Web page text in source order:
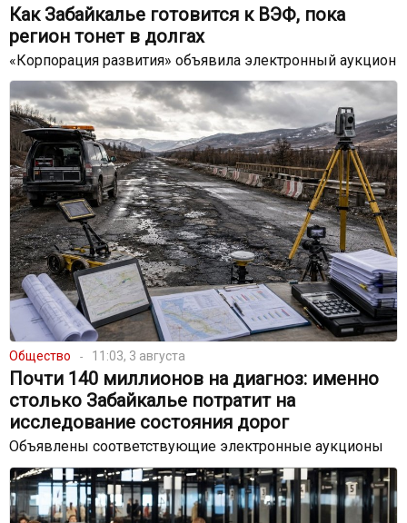
Как Забайкалье готовится к ВЭФ, пока
регион тонет в долгах
«Корпорация развития» объявила электронный аукцион
Общество 11:03, 3 августа
Почти 140 миллионов на диагноз: именно
столько Забайкалье потратит на
исследование состояния дорог
Объявлены соответствующие электронные аукционы